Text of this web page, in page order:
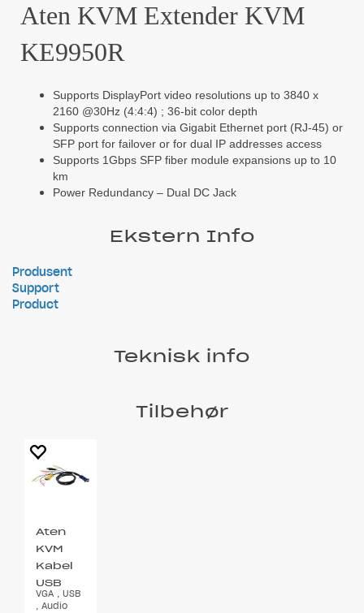
Aten KVM Extender KVM
KE9950R
Supports DisplayPort video resolutions up to 3840 x
2160 @30Hz (4:4:4) ; 36-bit color depth
Supports connection via Gigabit Ethernet port (RJ-45) or
SFP port for failover or for dual IP addresses access
Supports 1Gbps SFP fiber module expansions up to 10
km
Power Redundancy – Dual DC Jack
Ekstern Info
Produsent
Support
Product
Teknisk info
Tilbehør
Aten
KVM
Kabel
USB
1,8m
VGA , USB
, Audio